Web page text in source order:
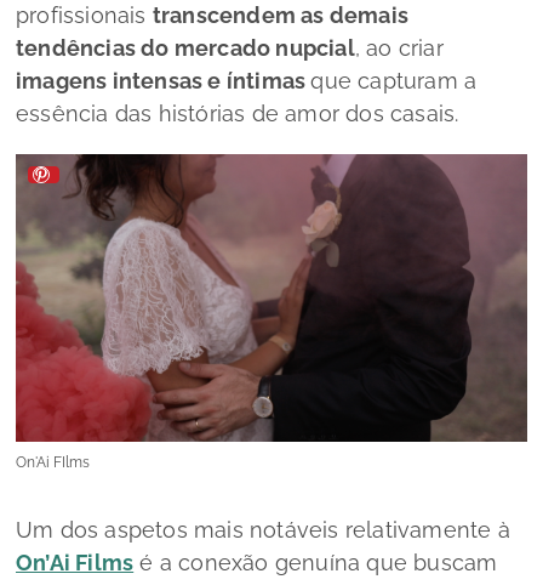
profissionais transcendem as demais
tendências do mercado nupcial, ao criar
imagens intensas e íntimasque capturam a
essência das histórias de amor dos casais.
On'Ai FIlms
Um dos aspetos mais notáveis relativamente à
On’Ai Films é a conexão genuína que buscam